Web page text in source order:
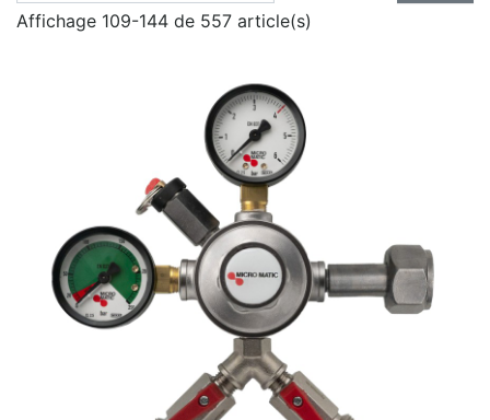
Affichage 109-144 de 557 article(s)